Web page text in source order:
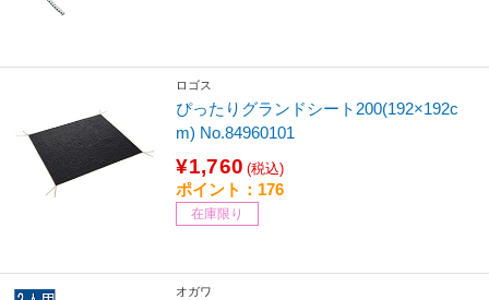
ロゴス
ぴったりグランドシート200(192×192c
m) No.84960101
¥1,760 (税込)
ポイント：176
在庫限り
オガワ